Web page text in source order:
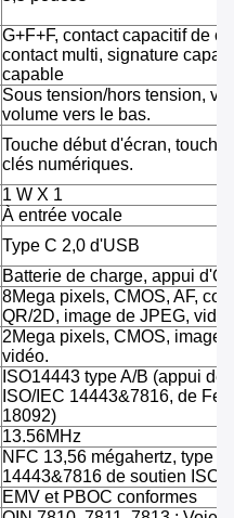
G+F+F, contact capacitif de
contact multi, signature
capable
Sous tension/hors tension,
volume vers le bas.
Touche début d'écran, touche
clés numériques.
1 W X 1
À entrée vocale
Type C 2,0 d'USB
Batterie de charge, appui
8Mega pixels, CMOS, AF,
QR/2D, image de JPEG,
2Mega pixels, CMOS, image
vidéo.
ISO14443 type A/B (appui de
ISO/IEC 14443&7816, de
18092)
13.56MHz
NFC 13,56 mégahertz, type
14443&7816 de soutien ISO/
EMV et PBOC conformes